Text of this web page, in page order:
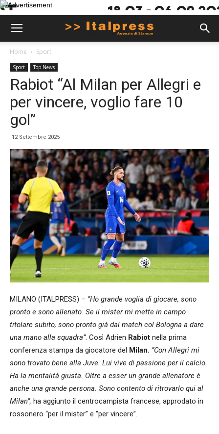
Home Sport
Sport Top News
Rabiot “Al Milan per Allegri e
per vincere, voglio fare 10
gol”
12 Settembre 2025
MILANO (ITALPRESS) – “Ho grande voglia di giocare, sono
pronto e sono allenato. Se il mister mi mette in campo
titolare subito, sono pronto già dal match col Bologna a dare
una mano alla squadra”. Così Adrien Rabiot nella prima
conferenza stampa da giocatore del Milan. “Con Allegri mi
sono trovato bene alla Juve. Lui vive di passione per il calcio.
Ha la mentalità giusta. Oltre a esser un grande allenatore è
anche una grande persona. Sono contento di ritrovarlo qui al
Milan”, ha aggiunto il centrocampista francese, approdato in
rossonero “per il mister” e “per vincere”.